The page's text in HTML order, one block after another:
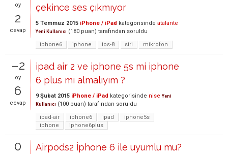
oy
2
cevap
çekince ses çıkmıyor
5 Temmuz 2015 iPhone / iPad kategorisinde atalante
Yeni Kullanıcı (180 puan) tarafından soruldu
iphone6
iphone ios-8 siri mikrofon
–2
oy
6
cevap
ipad air 2 ve iphone 5s mi iphone
6 plus mı almalıyım ?
9 Şubat 2015 iPhone / iPad kategorisinde nise Yeni
Kullanıcı (100 puan) tarafından soruldu
ipad-air
iphone6 ipad
iphone5s
iphone
iphone6plus
0 Airpods2 İphone 6 ile uyumlu mu?